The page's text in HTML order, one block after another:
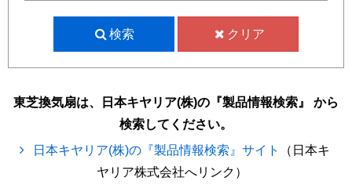
検索 クリア
東芝換気扇は、日本キヤリア(株)の『製品情報検索』 から
検索してください。
日本キヤリア(株)の『製品情報検索』サイト
（日本キ
ヤリア株式会社へリンク）